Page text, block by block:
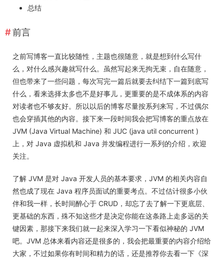
总结
前言
之前写博客一直比较随性，主题也很随意，就是想到什么写什
么，对什么感兴趣就写什么。虽然写起来无拘无束，自在随意，
但也带来了一些问题，每次写完一篇后就要去纠结下一篇到底写
什么，看来选择太多也不是好事儿，更重要的是不成体系的内容
对读者也不够友好。所以以后的博客尽量按系列来写，不过偶尔
也会穿插其他的内容。接下来一段时间我会把写博客的重点放在
JVM (Java Virtual Machine) 和 JUC (java util concurrent )
上，对 Java 虚拟机和 Java 并发编程进行一系列的介绍，欢迎
关注。
了解 JVM 是对 Java 开发人员的基本要求，JVM 的相关内容自
然也成了现在 Java 程序员面试的重要考点。不过估计很多小伙
伴和我一样，长时间醉心于 CRUD，却忘了去了解一下更底层、
更基础的东西，殊不知这些才是决定你能在这条路上走多远的关
键因素，那接下来我们就一起来深入学习一下看似神秘的 JVM
吧。JVM 总体来看内容还是很多的，我会把最重要的内容介绍给
大家，不过如果你有时间和精力的话，还是推荐你去看一下《深